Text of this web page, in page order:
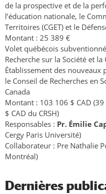
de la prospective et de la
l’éducation nationale, le
Territoires (CGET) et le
Montant : 25 389 €
Volet québécois
Recherche sur la Société et
Établissement des nouveaux
le Conseil de Recherches en
Canada
Montant : 103 106 $ CAD (39
$ CAD du CRSH)
Responsables : Pr. Émilie
Cergy Paris Université)
Collaborateur : Pre Nathalie
Montréal)
Dernières